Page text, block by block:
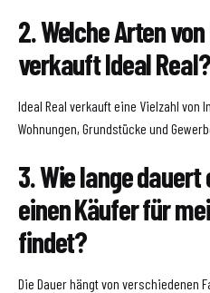
2. Welche Arten
verkauft Ideal Real?
Ideal Real verkauft eine Vielzahl von
Wohnungen, Grundstücke und
3. Wie lange dauert
einen Käufer für
findet?
Die Dauer hängt von verschiedenen